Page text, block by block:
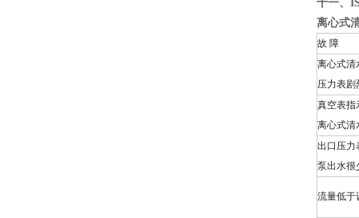
十一、
离心式
故 障
离心式清
压力表剧
真空表指
离心式清
出口压力
泵出水很
流量低于